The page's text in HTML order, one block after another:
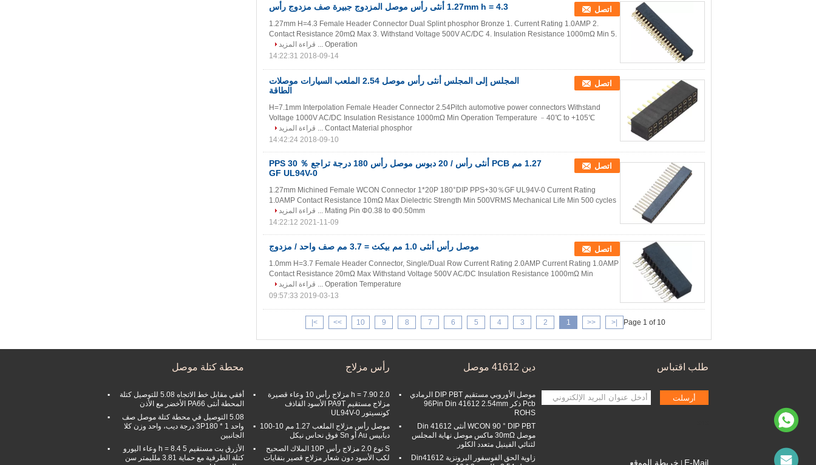
1.27mm h = 4.3 أنثى رأس موصل المزدوج جبيرة صف مزدوج رأس اتصل
1.27mm H=4.3 Female Header Connector Dual Splint phosphor Bronze 1. Current Rating 1.0AMP 2.
Contact Resistance 20mΩ Max 3. Withstand Voltage 500V AC/DC 4. Insulation Resistance 1000mΩ Min 5.
Operation ...
قراءة المزيد
2018-09-14 14:22:31
المجلس إلى المجلس أنثى رأس موصل 2.54 الملعب السيارات موصلات
الطاقة
اتصل
H=7.1mm Interpolation Female Header Connector 2.54Pitch automotive power connectors Withstand
Voltage 1000V AC/DC Insulation Resistance 1000mΩ Min Operation Temperature ﹣40℃ to +105℃
Contact Material phosphor ...
قراءة المزيد
2018-09-10 14:42:24
1.27 مم PCB أنثى رأس / 20 دبوس موصل رأس 180 درجة تراجع PPS 30 ％
GF UL94V-0
اتصل
1.27mm Michined Female WCON Connector 1*20P 180°DIP PPS+30％GF UL94V-0 Current Rating
1.0AMP Contact Resistance 10mΩ Max Dielectric Strength Min 500VRMS Mechanical Life Min 500 cycles
Mating Pin Φ0.38 to Φ0.50mm ...
قراءة المزيد
2021-11-09 14:22:12
موصل رأس أنثى 1.0 مم بيكث = 3.7 مم صف واحد / مزدوج اتصل
1.0mm H=3.7 Female Header Connector, Single/Dual Row Current Rating 2.0AMP Current Rating 1.0AMP
Contact Resistance 20mΩ Max Withstand Voltage 500V AC/DC Insulation Resistance 1000mΩ Min
Operation Temperature ...
قراءة المزيد
2019-03-13 09:57:33
Page 1 of 10
|<
<<
1
2
3
4
5
6
7
8
9
10
>>
>|
محطة كتلة موصل
أفقي مقابل خط الاتجاه 5.08 للتوصيل كتلة
المحطة أنثى PA66 الأخضر مع الأذن
5.08 التوصيل في محطة كتلة موصل صف
واحد 1 * 3P180 درجة ديب، واحد وزن كلا
الجانبين
الأزرق بت مستقيم h = 8.4 5 وعاء اليورو
كتلة الطرفية مع حماية 3.81 ملليمتر سن
رأس مزلاج
h = 7.90 2.0 مزلاج رأس 10 وعاء قصيرة
مزلاج مستقيم PA9T الأسود القاذف
كونسيتور UL94V-0
موصل رأس مزلاج الملعب 1.27 مم 10-100
دبابيس Au أو Sn فوق نحاس نيكل
S نوع 2.0 مزلاج رأس 10P الملاك الصحيح
لكب الأسود دون شعار مزلاج قصير بنفايات
دين 41612 موصل
موصل الأوروبي مستقيم DIP PBT الرمادي
Pcb ذكر 96Pin Din 41612 2.54mm
ROHS
WCON 90 ° DIP PBT أنثى Din 41612
موصل 30mΩ ماكس موصل نهاية المجلس
لثنائي الفينيل متعدد الكلور
زاوية الحق الفوسفور البرونزية Din41612
طلب اقتباس
أرسلت
E-Mail خريطة الموقع